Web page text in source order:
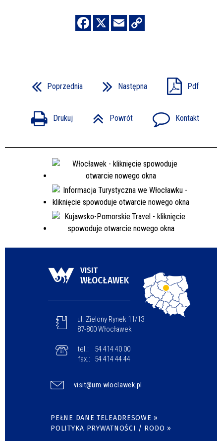
Poprzednia Następna Pdf
Drukuj Powrót Kontakt
VISIT
WŁOCŁAWEK
ul. Zielony Rynek 11/13
87-800 Włocławek
tel.:
54 414 40 00
fax.:
54 414 44 44
visit@um.wloclawek.pl
PEŁNE DANE TELEADRESOWE »
POLITYKA PRYWATNOŚCI / RODO »